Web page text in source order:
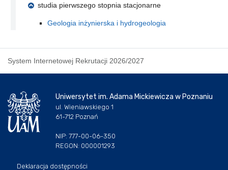
studia pierwszego stopnia stacjonarne
Geologia inżynierska i hydrogeologia
System Internetowej Rekrutacji 2026/2027
Uniwersytet im. Adama Mickiewicza w Poznaniu
ul. Wieniawskiego 1
61-712 Poznań
NIP: 777-00-06-350
REGON: 000001293
Deklaracja dostępności